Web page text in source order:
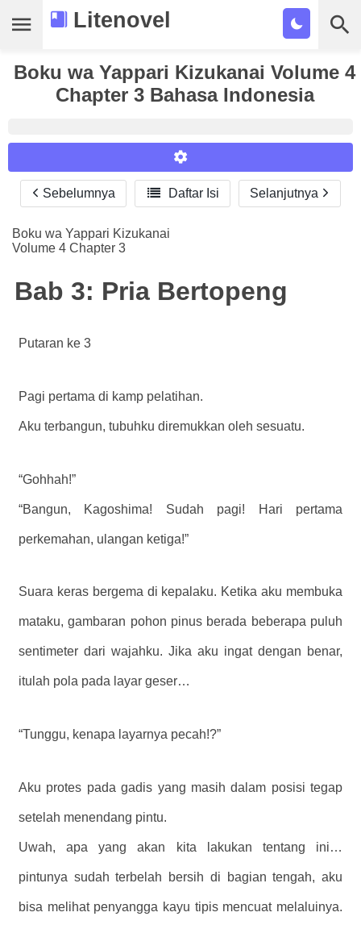
Litenovel
Daftar Novel
Tamat
Tags
Bookmark
Cari
Boku wa Yappari Kizukanai Volume 4
Chapter 3 Bahasa Indonesia
Reader Settings
Font :
Titillium Web
Size :
Sebelumnya  Daftar Isi Selanjutnya
Boku wa Yappari Kizukanai
Volume 4 Chapter 3
Bab 3: Pria Bertopeng
Putaran ke 3
Pagi pertama di kamp pelatihan.
Aku terbangun, tubuhku diremukkan oleh sesuatu.
“Gohhah!”
“Bangun, Kagoshima! Sudah pagi! Hari pertama
perkemahan, ulangan ketiga!”
Suara keras bergema di kepalaku. Ketika aku membuka
mataku, gambaran pohon pinus berada beberapa puluh
sentimeter dari wajahku. Jika aku ingat dengan benar,
itulah pola pada layar geser…
“Tunggu, kenapa layarnya pecah!?”
Aku protes pada gadis yang masih dalam posisi tegap
setelah menendang pintu.
Uwah, apa yang akan kita lakukan tentang ini…
pintunya sudah terbelah bersih di bagian tengah, aku
bisa melihat penyangga kayu tipis mencuat melaluinya.